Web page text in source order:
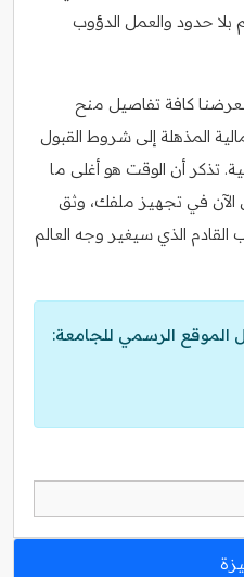
بلا حدود والعمل الدؤوب
كافة تفاصيل منح
المذهلة إلى شروط القبول
تذكر أن الوقت هو أغلى ما
الآن في تجهيز ملفك، وثق
القادم الذي سيغير وجه العالم
الموقع الرسمي للجامعة: